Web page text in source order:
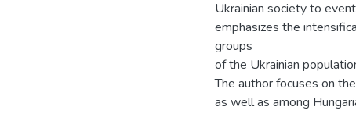
Ukrainian society to
emphasizes the
groups
of the Ukrainian
The author focuses on
as well as among